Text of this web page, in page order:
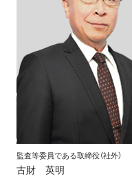
監査等委員である取締役（社外）
古財 英明